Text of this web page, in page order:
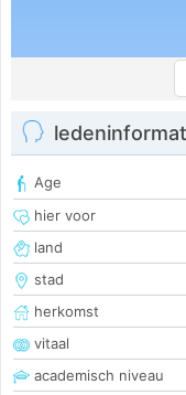
Age
hier voor
land
stad
herkomst
vitaal
academisch niveau